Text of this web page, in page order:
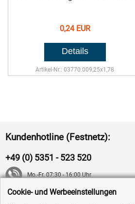
0,24 EUR
Artikel-Nr.: 03770.009,25x1,78
Kundenhotline (Festnetz):
+49 (0) 5351 - 523 520
Mo.-Fr. 07:30 - 16:00 Uhr
Cookie- und Werbeeinstellungen